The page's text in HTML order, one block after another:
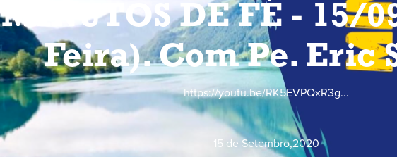
MINUTOS DE FÉ - 15/
Feira). Com Pe. Eric
https://youtu.be/RK5EVPQxR3g...
15 de Setembro,2020